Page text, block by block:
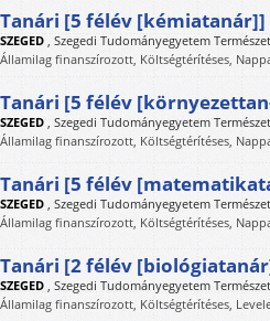
Tanári [5 félév [kémiatanár]]
SZEGED Szegedi Tudományegyetem
Államilag finanszírozott, Költségtérítéses,
Tanári [5 félév
SZEGED Szegedi Tudományegyetem
Államilag finanszírozott, Költségtérítéses,
Tanári [5 félév
SZEGED Szegedi Tudományegyetem
Államilag finanszírozott, Költségtérítéses,
Tanári [2 félév
SZEGED Szegedi Tudományegyetem
Államilag finanszírozott, Költségtérítéses,